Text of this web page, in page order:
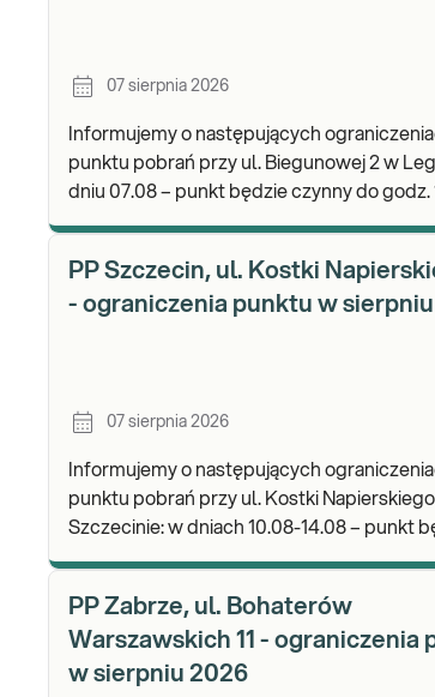
07 sierpnia 2026
Informujemy o następujących
punktu pobrań przy ul. Biegunowej 2 w
dniu 07.08 – punkt będzie czynny do godz.
PP Szczecin, ul. Kostki
- ograniczenia punktu w
07 sierpnia 2026
Informujemy o następujących
punktu pobrań przy ul. Kostki
Szczecinie: w dniach 10.08-14.08 – punkt będzie
PP Zabrze, ul. Bohaterów
Warszawskich 11 - ograniczenia
w sierpniu 2026